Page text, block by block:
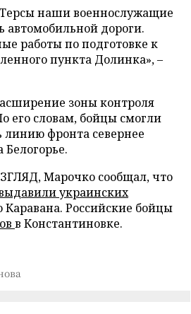
наши военнослужащие
автомобильной дороги.
работы по подготовке к
пункта Долинка», –
зоны контроля
его словам, бойцы смогли
фронта севернее
Белогорье.
Марочко сообщал, что
украинских
Каравана. Российские бойцы
в Константиновке.